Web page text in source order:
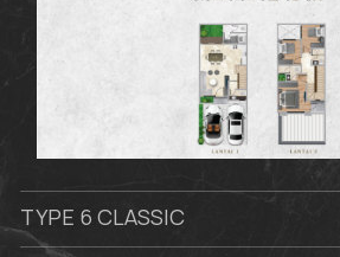
TYPE 6 CLASSIC